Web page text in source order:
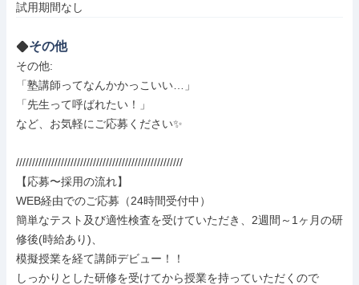
試用期間なし
その他
その他:
「塾講師ってなんかかっこいい…」
「先生って呼ばれたい！」
など、お気軽にご応募ください✨
////////////////////////////////////////////////////
【応募〜採用の流れ】
WEB経由でのご応募（24時間受付中）
簡単なテスト及び適性検査を受けていただき、2週間～1ヶ月の研
修後(時給あり)、
模擬授業を経て講師デビュー！！
しっかりとした研修を受けてから授業を持っていただくので